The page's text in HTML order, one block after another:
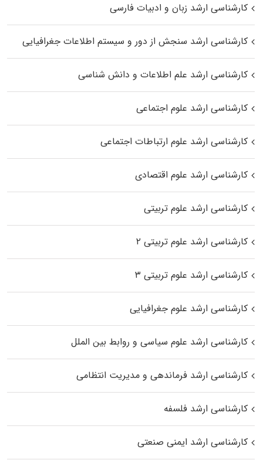
کارشناسی ارشد زبان و ادبیات فارسی
کارشناسی ارشد سنجش از دور و سیستم اطلاعات جغرافیایی
کارشناسی ارشد علم اطلاعات و دانش شناسی
کارشناسی ارشد علوم اجتماعی
کارشناسی ارشد علوم ارتباطات اجتماعی
کارشناسی ارشد علوم اقتصادی
کارشناسی ارشد علوم تربیتی
کارشناسی ارشد علوم تربیتی ۲
کارشناسی ارشد علوم تربیتی ۳
کارشناسی ارشد علوم جغرافیایی
کارشناسی ارشد علوم سیاسی و روابط بین الملل
کارشناسی ارشد فرماندهی و مدیریت انتظامی
کارشناسی ارشد فلسفه
کارشناسی ارشد ایمنی صنعتی